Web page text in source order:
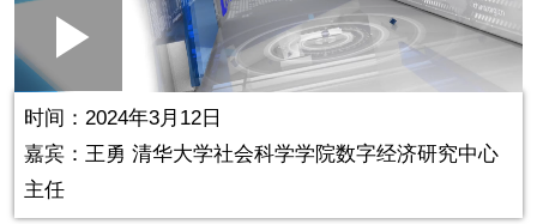
Play
Video
Picture-
in-
Picture
时间：2024年3月12日
嘉宾：王勇 清华大学社会科学学院数字经济研究中心
主任